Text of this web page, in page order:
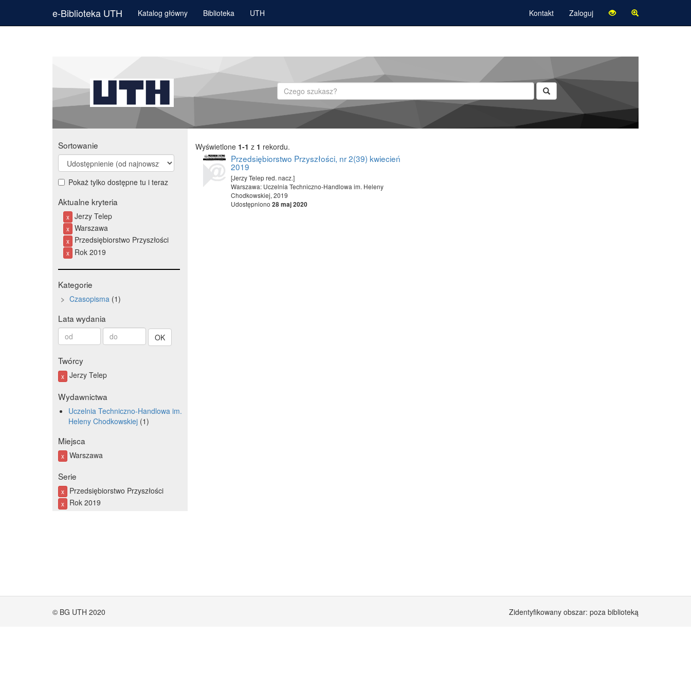
e-Biblioteka UTH Katalog główny Biblioteka UTH Kontakt Zaloguj
Szukaj
Sortowanie
Pokaż tylko dostępne tu i teraz
Aktualne kryteria
x Jerzy Telep
x Warszawa
x Przedsiębiorstwo Przyszłości
x Rok 2019
Kategorie
Czasopisma 1
Lata wydania
Od
roku
Do
roku
Twórcy
x Jerzy Telep
Wydawnictwa
Uczelnia Techniczno-Handlowa im.
Heleny Chodkowskiej 1
Miejsca
x Warszawa
Serie
x Przedsiębiorstwo Przyszłości
x Rok 2019
Wyświetlone 1-1 z 1 rekordu.
Przedsiębiorstwo Przyszłości, nr 2(39) kwiecień
2019
[Jerzy Telep red. nacz.]
Warszawa: Uczelnia Techniczno-Handlowa im. Heleny
Chodkowskiej, 2019
Udostępniono 28 maj 2020
© BG UTH 2020 Zidentyfikowany obszar: poza biblioteką